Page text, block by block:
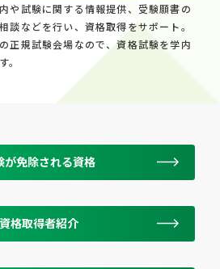
や試験に関する情報提供、受験願書の
談などを行い、資格取得をサポート。
正規試験会場なので、資格試験を学内
。
が免除される資格
資格取得者紹介